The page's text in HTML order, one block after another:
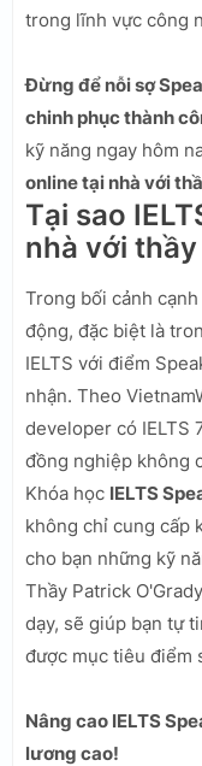
trong lĩnh vực công
Đừng để nỗi sợ
chinh phục thành
kỹ năng ngay hôm
online tại nhà với
Tại sao
nhà với
Trong bối cảnh
động, đặc biệt là
IELTS với điểm
nhận. Theo
developer có IELTS
đồng nghiệp không
Khóa học IELTS
không chỉ cung cấp
cho bạn những kỹ
Thầy Patrick
dạy, sẽ giúp bạn tự
được mục tiêu điểm
Nâng cao IELTS
lương cao!